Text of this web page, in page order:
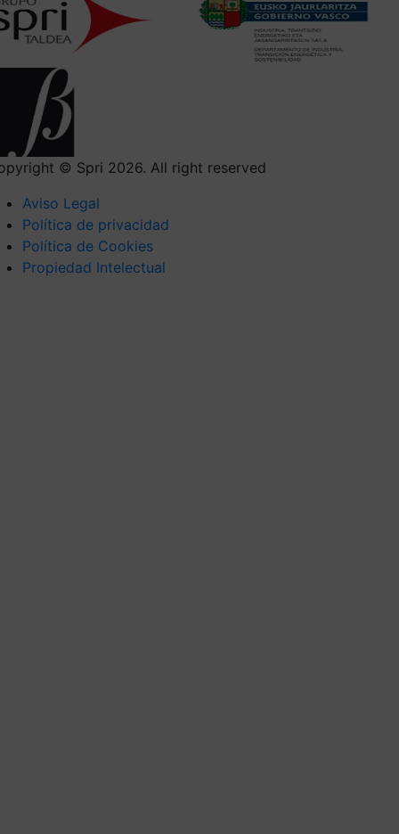
© Spri 2026. All right reserved
Aviso Legal
Política de privacidad
Política de Cookies
Propiedad Intelectual